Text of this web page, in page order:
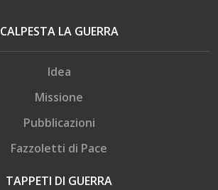
CALPESTA LA GUERRA
Idea
Missione
Pubblicazioni
Fazzoletti di Pace
TAPPETI DI GUERRA